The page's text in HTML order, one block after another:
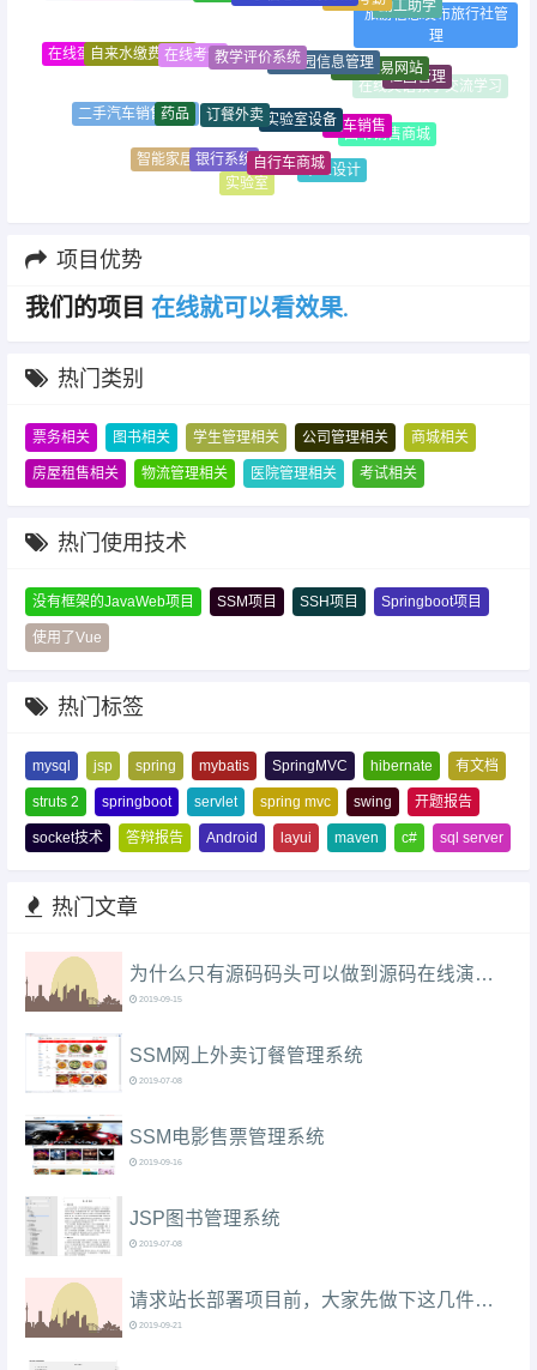
旅游信息发布旅行社管
理
在线蛋糕销售平台
自来水缴费收费在线考试 幼儿园信息管理
二手交易网站
社团管理
在线英语教学交流学习
固定资产管理
二手汽车销售商城
药品 订餐外卖实验室设备
汽车销售
图书销售商城
智能家居商城银行系统自行车商城
毕业设计
实验室
项目优势
我们的项目
就
可 以看效果.
热门类别
票务相关 图书相关 学生管理相关 公司管理相关 商城相关
房屋租售相关 物流管理相关 医院管理相关 考试相关
热门使用技术
没有框架的JavaWeb项目 SSM项目 SSH项目 Springboot项目
使用了Vue
热门标签
mysql jsp spring mybatis SpringMVC hibernate 有文档
struts 2 springboot servlet spring mvc swing 开题报告
socket技术 答辩报告 Android layui maven c# sql server
热门文章
为什么只有源码码头可以做到源码在线演示（附本站使用教程）？
2019-09-15
SSM网上外卖订餐管理系统
2019-07-08
SSM电影售票管理系统
2019-09-16
JSP图书管理系统
2019-07-08
请求站长部署项目前，大家先做下这几件事情....
2019-09-21